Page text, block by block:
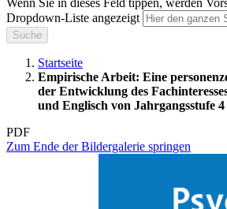
Wenn Sie in dieses Feld tippen, werden
Dropdown-Liste angezeigt
Suche
Startseite
Empirische Arbeit: Eine
der Entwicklung des
und Englisch von Jahrgangsstufe 4
PDF
Zum Ende der Bildergalerie springen